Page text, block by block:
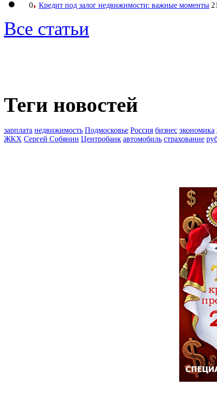
0 Кредит под залог недвижимости: важные моменты
Все статьи
Теги новостей
зарплата недвижимость Подмосковье Россия бизнес экономика
ЖКХ Сергей Собянин Центробанк автомобиль страхование